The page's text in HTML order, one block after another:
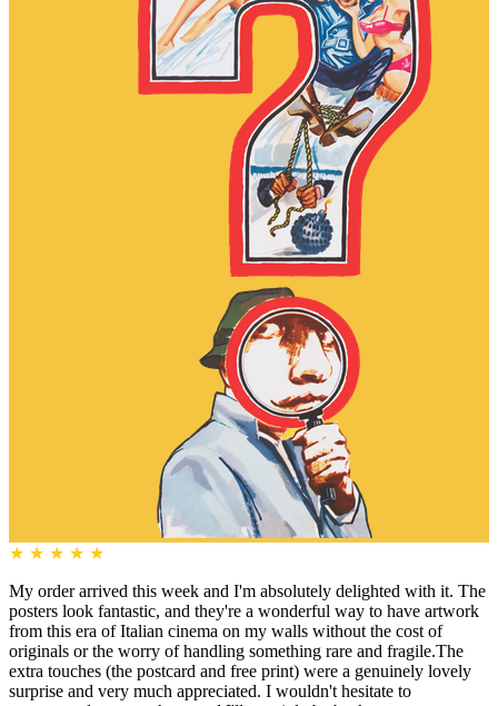
★ ★ ★ ★ ★
My order arrived this week and I'm absolutely delighted with it. The
posters look fantastic, and they're a wonderful way to have artwork
from this era of Italian cinema on my walls without the cost of
originals or the worry of handling something rare and fragile.The
extra touches (the postcard and free print) were a genuinely lovely
surprise and very much appreciated. I wouldn't hesitate to